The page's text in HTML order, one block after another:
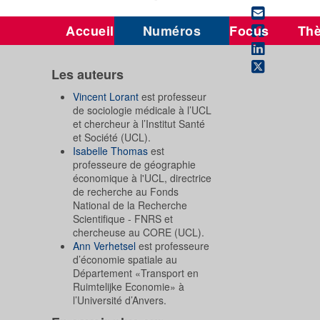
Accueil Numéros Focus
Les auteurs
Vincent Lorant est professeur
de sociologie médicale à l’UCL
et chercheur à l’Institut Santé
et Société (UCL).
Isabelle Thomas est
professeure de géographie
économique à l'UCL, directrice
de recherche au Fonds
National de la Recherche
Scientifique - FNRS et
chercheuse au CORE (UCL).
Ann Verhetsel est professeure
d’économie spatiale au
Département «Transport en
Ruimtelijke Economie» à
l’Université d’Anvers.